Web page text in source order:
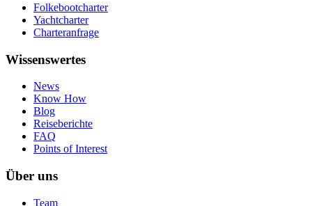
Folkebootcharter
Yachtcharter
Charteranfrage
Wissenswertes
News
Know How
Blog
Reiseberichte
FAQ
Points of Interest
Über uns
Team